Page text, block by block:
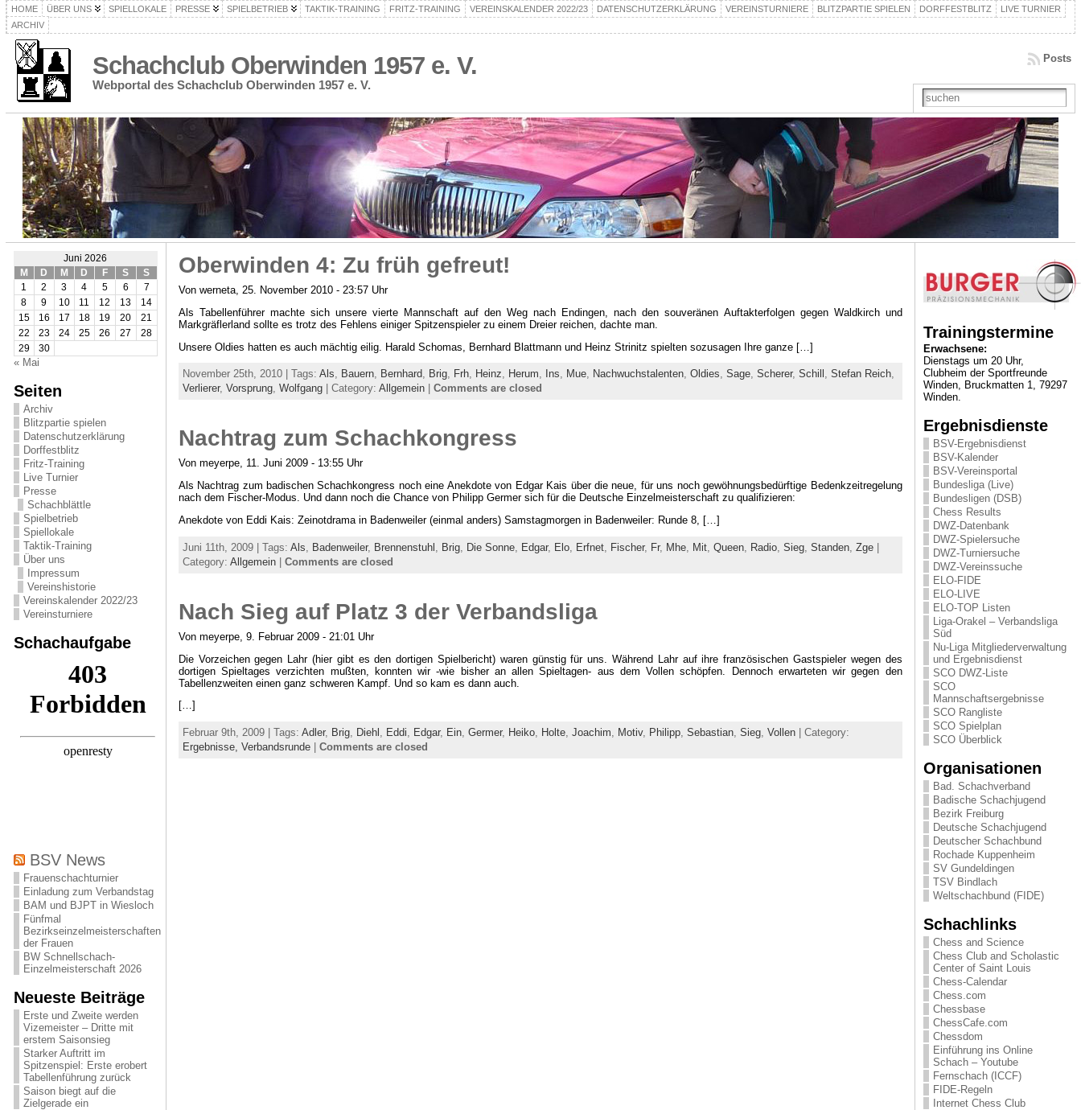
HOME ÜBER UNS SPIELLOKALE PRESSE SPIELBETRIEB TAKTIK-TRAINING FRITZ-TRAINING VEREINSKALENDER 2022/23 DATENSCHUTZERKLÄRUNG VEREINSTURNIERE BLITZPARTIE SPIELEN DORFFESTBLITZ
LIVE TURNIER
ARCHIV
Schachclub Oberwinden 1957 e. V.
Webportal des Schachclub Oberwinden 1957 e. V.
Posts
Juni 2026
M
D M D F S
S
1
2 3 4 5 6
7
8
9 10 11 12 13
14
15
16 17 18 19 20
21
22
23 24 25 26 27
28
29
30
« Mai
Seiten
Archiv
Blitzpartie spielen
Datenschutzerklärung
Dorffestblitz
Fritz-Training
Live Turnier
Presse
Schachblättle
Spielbetrieb
Spiellokale
Taktik-Training
Über uns
Impressum
Vereinshistorie
Vereinskalender 2022/23
Vereinsturniere
Schachaufgabe
BSV News
Frauenschachturnier
Einladung zum Verbandstag
BAM und BJPT in Wiesloch
Fünfmal
Bezirkseinzelmeisterschaften
der Frauen
BW Schnellschach-
Einzelmeisterschaft 2026
Neueste Beiträge
Erste und Zweite werden
Vizemeister – Dritte mit
erstem Saisonsieg
Starker Auftritt im
Spitzenspiel: Erste erobert
Tabellenführung zurück
Saison biegt auf die
Zielgerade ein
Oberwinden 4: Zu früh gefreut!
Von werneta, 25. November 2010 - 23:57 Uhr
Als Tabellenführer machte sich unsere vierte Mannschaft auf den Weg nach Endingen, nach den souveränen Auftakterfolgen gegen Waldkirch und
Markgräflerland sollte es trotz des Fehlens einiger Spitzenspieler zu einem Dreier reichen, dachte man.
Unsere Oldies hatten es auch mächtig eilig. Harald Schomas, Bernhard Blattmann und Heinz Strinitz spielten sozusagen Ihre ganze […]
November 25th, 2010 | Tags: Als, Bauern, Bernhard, Brig, Frh, Heinz, Herum, Ins, Mue, Nachwuchstalenten, Oldies, Sage, Scherer, Schill , Stefan Reich,
Verlierer, Vorsprung, Wolfgang| Category: Allgemein| Comments are closed
Nachtrag zum Schachkongress
Von meyerpe, 11. Juni 2009 - 13:55 Uhr
Als Nachtrag zum badischen Schachkongress noch eine Anekdote von Edgar Kais über die neue, für uns noch gewöhnungsbedürftige Bedenkzeitregelung
nach dem Fischer-Modus. Und dann noch die Chance von Philipp Germer sich für die Deutsche Einzelmeisterschaft zu qualifizieren:
Anekdote von Eddi Kais: Zeinotdrama in Badenweiler (einmal anders) Samstagmorgen in Badenweiler: Runde 8, […]
Juni 11th, 2009 | Tags: Als Badenweiler, Brennenstuhl Brig, Die Sonne, Edgar, Elo, Erfnet, Fischer, Fr, Mhe, Mit, Queen, Radio, Sieg, Standen, Zge|
Category: Allgemein| Comments are closed
Nach Sieg auf Platz 3 der Verbandsliga
Von meyerpe, 9. Februar 2009 - 21:01 Uhr
Die Vorzeichen gegen Lahr (hier gibt es den dortigen Spielbericht) waren günstig für uns. Während Lahr auf ihre französischen Gastspieler wegen des
dortigen Spieltages verzichten mußten, konnten wir -wie bisher an allen Spieltagen- aus dem Vollen schöpfen. Dennoch erwarteten wir gegen den
Tabellenzweiten einen ganz schweren Kampf. Und so kam es dann auch.
[…]
Februar 9th, 2009 | Tags: Adler, Brig, Diehl , Eddi, Edgar, Ein, Germer, Heiko, Holte, Joachim, Motiv, Philipp, Sebastian, Sieg, Vollen| Category:
Ergebnisse, Verbandsrunde| Comments are closed
Trainingstermine
Erwachsene:
Dienstags um 20 Uhr,
Clubheim der Sportfreunde
Winden, Bruckmatten 1, 79297
Winden.
Ergebnisdienste
BSV-Ergebnisdienst
BSV-Kalender
BSV-Vereinsportal
Bundesliga (Live)
Bundesligen (DSB)
Chess Results
DWZ-Datenbank
DWZ-Spielersuche
DWZ-Turniersuche
DWZ-Vereinssuche
ELO-FIDE
ELO-LIVE
ELO-TOP Listen
Liga-Orakel – Verbandsliga
Süd
Nu-Liga Mitgliederverwaltung
und Ergebnisdienst
SCO DWZ-Liste
SCO
Mannschaftsergebnisse
SCO Rangliste
SCO Spielplan
SCO Überblick
Organisationen
Bad. Schachverband
Badische Schachjugend
Bezirk Freiburg
Deutsche Schachjugend
Deutscher Schachbund
Rochade Kuppenheim
SV Gundeldingen
TSV Bindlach
Weltschachbund (FIDE)
Schachlinks
Chess and Science
Chess Club and Scholastic
Center of Saint Louis
Chess-Calendar
Chess.com
Chessbase
ChessCafe.com
Chessdom
Einführung ins Online
Schach – Youtube
Fernschach (ICCF)
FIDE-Regeln
Internet Chess Club